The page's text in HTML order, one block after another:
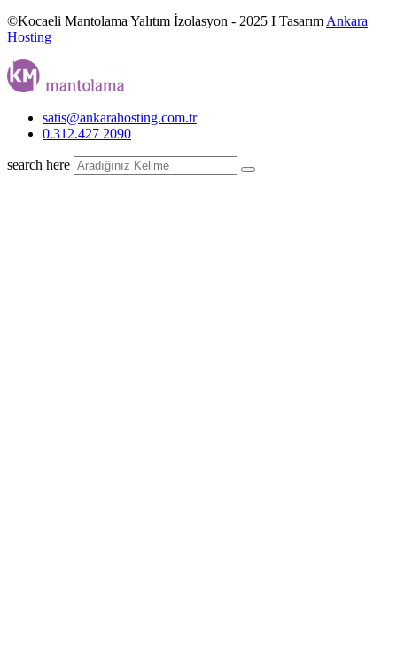
©Kocaeli Mantolama Yalıtım İzolasyon - 2025 I TasarımAnkara
Hosting
satis@ankarahosting.com.tr
0.312.427 2090
search here